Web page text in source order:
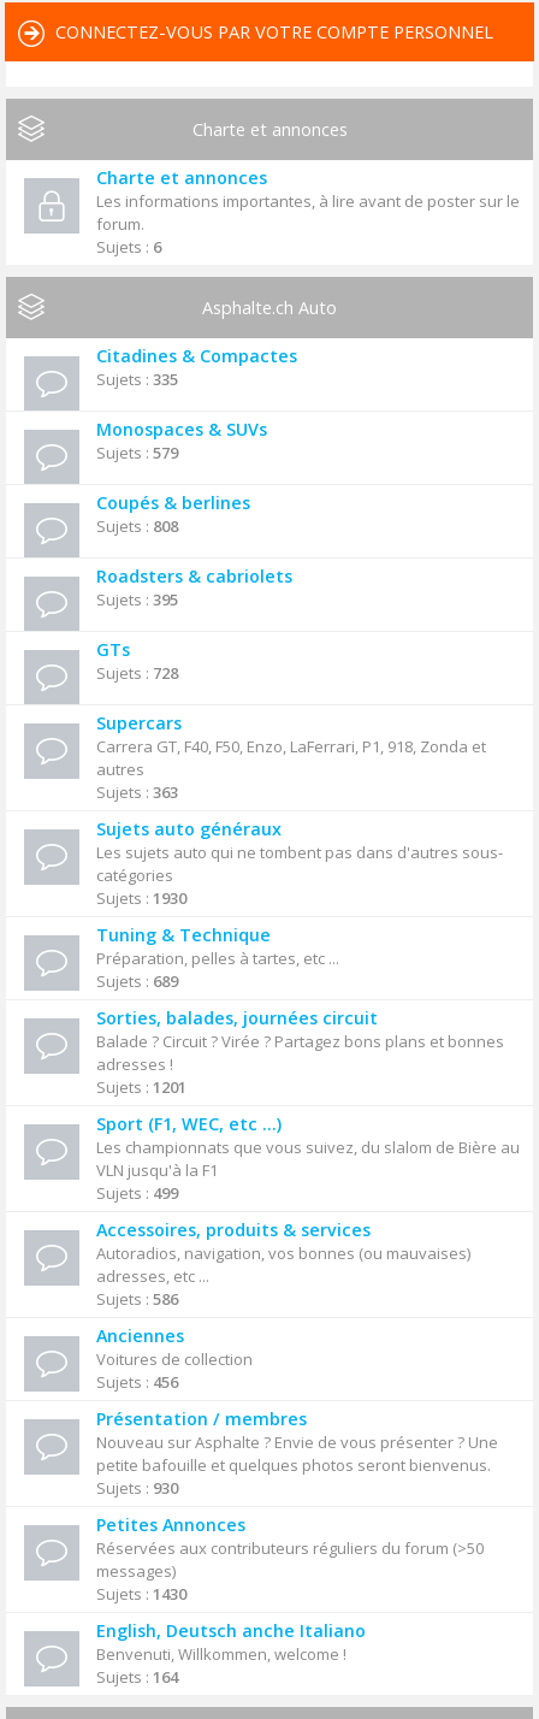
CONNECTEZ-VOUS PAR VOTRE COMPTE PERSONNEL
Charte et annonces
Charte et annonces
Les informations importantes, à lire avant de poster sur le
forum.
Sujets : 6
Asphalte.ch Auto
Citadines & Compactes
Sujets : 335
Monospaces & SUVs
Sujets : 579
Coupés & berlines
Sujets : 808
Roadsters & cabriolets
Sujets : 395
GTs
Sujets : 728
Supercars
Carrera GT, F40, F50, Enzo, LaFerrari, P1, 918, Zonda et
autres
Sujets : 363
Sujets auto généraux
Les sujets auto qui ne tombent pas dans d'autres sous-
catégories
Sujets : 1930
Tuning & Technique
Préparation, pelles à tartes, etc ...
Sujets : 689
Sorties, balades, journées circuit
Balade ? Circuit ? Virée ? Partagez bons plans et bonnes
adresses !
Sujets : 1201
Sport (F1, WEC, etc ...)
Les championnats que vous suivez, du slalom de Bière au
VLN jusqu'à la F1
Sujets : 499
Accessoires, produits & services
Autoradios, navigation, vos bonnes (ou mauvaises)
adresses, etc ...
Sujets : 586
Anciennes
Voitures de collection
Sujets : 456
Présentation / membres
Nouveau sur Asphalte ? Envie de vous présenter ? Une
petite bafouille et quelques photos seront bienvenus.
Sujets : 930
Petites Annonces
Réservées aux contributeurs réguliers du forum (>50
messages)
Sujets : 1430
English, Deutsch anche Italiano
Benvenuti, Willkommen, welcome !
Sujets : 164